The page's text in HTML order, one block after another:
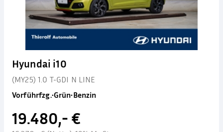
Hyundai i10
(MY25) 1.0 T-GDI N LINE
Vorführfzg.•Grün•Benzin
19.480,- €